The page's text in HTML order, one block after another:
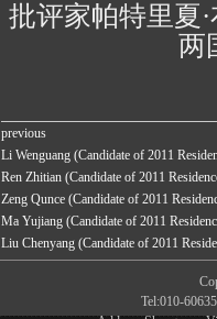
批评家帕特里夏
两
previous
Li Wenguang (Candidate of 2011
Ren Zhitian (Candidate of 2011
Zeng Qunce (Candidate of 2011
Ma Yujiang (Candidate of 2011
Liu Chenyang (Candidate of 2011
Tel:010-